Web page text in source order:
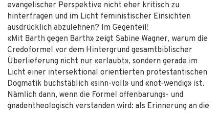
evangelischer Perspektive nicht eher kritisch zu
hinterfragen und im Licht feministischer Einsichten
ausdrücklich abzulehnen? Im Gegenteil!
«Mit Barth gegen Barth» zeigt Sabine Wagner, warum die
Credoformel vor dem Hintergrund gesamtbiblischer
Überlieferung nicht nur «erlaubt», sondern gerade im
Licht einer intersektional orientierten protestantischen
Dogmatik buchstäblich «sinn-voll» und «not-wendig» ist.
Nämlich dann, wenn die Formel offenbarungs- und
gnadentheologisch verstanden wird: als Erinnerung an die